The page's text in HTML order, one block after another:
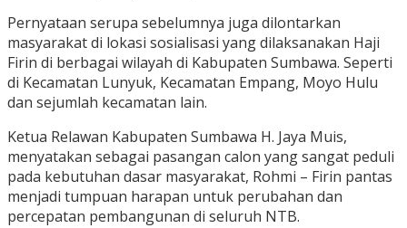
Pernyataan serupa sebelumnya juga dilontarkan
masyarakat di lokasi sosialisasi yang dilaksanakan Haji
Firin di berbagai wilayah di Kabupaten Sumbawa. Seperti
di Kecamatan Lunyuk, Kecamatan Empang, Moyo Hulu
dan sejumlah kecamatan lain.
Ketua Relawan Kabupaten Sumbawa H. Jaya Muis,
menyatakan sebagai pasangan calon yang sangat peduli
pada kebutuhan dasar masyarakat, Rohmi – Firin pantas
menjadi tumpuan harapan untuk perubahan dan
percepatan pembangunan di seluruh NTB.